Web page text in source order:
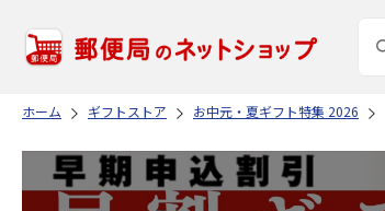
ホーム ギフトストア お中元・夏ギフト特集 2026